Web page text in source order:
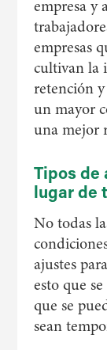
empresa y
empresas
cultivan la
retención
un mayor
una mejor
Tipos de
lugar de
No todas
ajustes
esto que
que se
sean